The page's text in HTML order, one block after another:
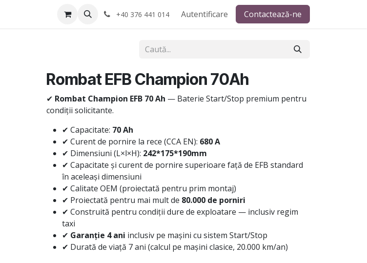
Service-uri montaj +40 376 441 014 Autentificare Contactează-ne
Rombat EFB Champion 70Ah
✔ Rombat Champion EFB 70 Ah — Baterie Start/Stop premium pentru
condiții solicitante.
✔ Capacitate: 70 Ah
✔ Curent de pornire la rece (CCA EN): 680 A
✔ Dimensiuni (L×l×H): 242*175*190mm
✔ Capacitate și curent de pornire superioare față de EFB standard
în aceleași dimensiuni
✔ Calitate OEM (proiectată pentru prim montaj)
✔ Proiectată pentru mai mult de 80.000 de porniri
✔ Construită pentru condiții dure de exploatare — inclusiv regim
taxi
✔ Garanție 4 ani inclusiv pe mașini cu sistem Start/Stop
✔ Durată de viață 7 ani (calcul pe mașini clasice, 20.000 km/an)